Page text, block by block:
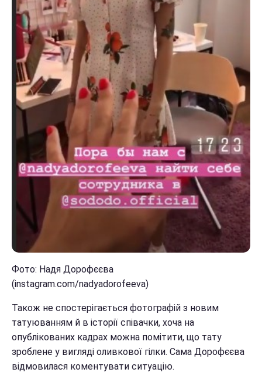
Фото: Надя Дорофєєва
(instagram.com/nadyadorofeeva)
Також не спостерігається фотографій з новим
татуюванням й в історії співачки, хоча на
опублікованих кадрах можна помітити, що тату
зроблене у вигляді оливкової гілки. Сама Дорофєєва
відмовилася коментувати ситуацію.